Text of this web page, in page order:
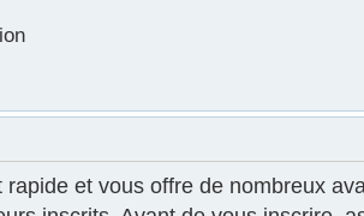
et vous offre de nombreux